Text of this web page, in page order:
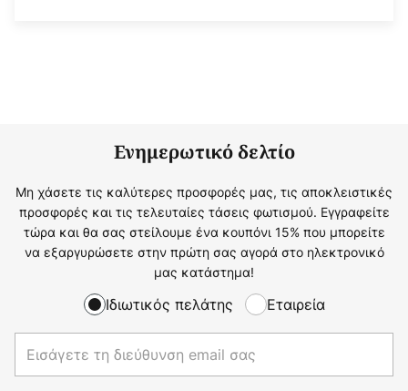
Ενημερωτικό δελτίο
Μη χάσετε τις καλύτερες προσφορές μας, τις αποκλειστικές
προσφορές και τις τελευταίες τάσεις φωτισμού. Εγγραφείτε
τώρα και θα σας στείλουμε ένα κουπόνι 15% που μπορείτε
να εξαργυρώσετε στην πρώτη σας αγορά στο ηλεκτρονικό
μας κατάστημα!
Ιδιωτικός πελάτης Εταιρεία